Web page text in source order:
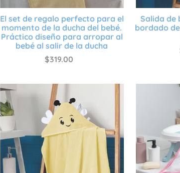
El set de regalo perfecto para el
momento de la ducha del bebé.
Práctico diseño para arropar al
bebé al salir de la ducha
$319.00
Salida de
bordado